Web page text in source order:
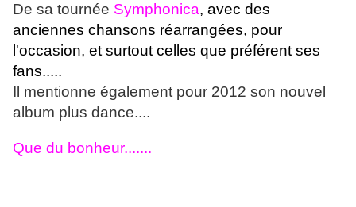
De sa tournée Symphonica, avec des
anciennes chansons réarrangées, pour
l'occasion, et surtout celles que préférent ses
fans.....
Il mentionne également pour 2012 son nouvel
album plus dance....
Que du bonheur.......